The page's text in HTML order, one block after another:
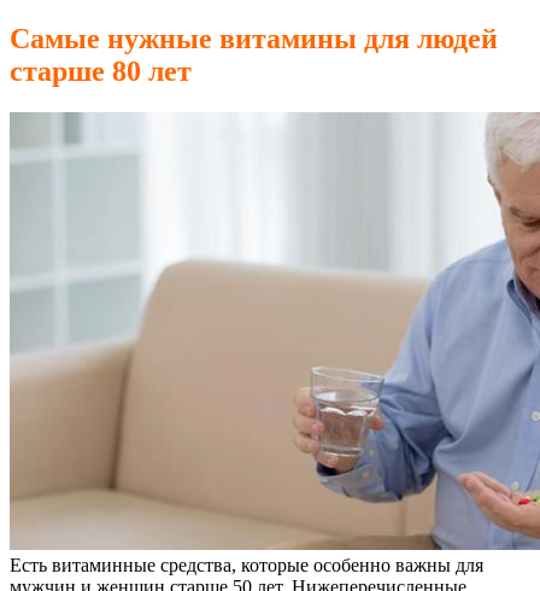
Самые нужные витамины для людей
старше 80 лет
Есть витаминные средства, которые особенно важны для